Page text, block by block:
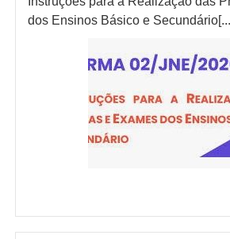
dos Ensinos Básico e